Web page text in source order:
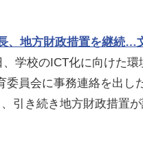
、地方財政措置を継続…
学校のICT化に向けた
委員会に事務連絡を出し
引き続き地方財政措置